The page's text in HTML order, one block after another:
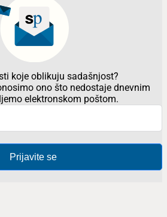
koje oblikuju sadašnjost?
ono što nedostaje dnevnim
elektronskom poštom.
Prijavite se